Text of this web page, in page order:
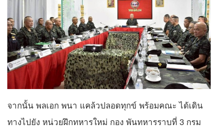
จากนั้น พลเอก พนา แคล้วปลอดทุกข์ พร้อมคณะ ได้เดิน
ทางไปยัง หน่วยฝึกทหารใหม่ กอง พันทหารราบที่ 3 กรม